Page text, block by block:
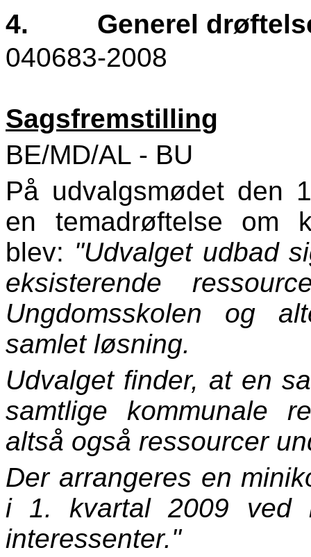
4.
Generel
040683-2008
Sagsfremstilling
BE/MD/AL - BU
På udvalgsmødet den
en temadrøftelse om
blev: "Udvalget udbad
eksisterende
Ungdomsskolen og
samlet løsning.
Udvalget finder, at en
samtlige kommunale
altså også ressourcer
Der arrangeres en
i 1. kvartal 2009 ved
interessenter."